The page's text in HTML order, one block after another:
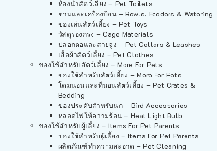
ห้องน้ำสัตว์เลี้ยง – Pet Toilets
ชามและเครื่องป้อน – Bowls, Feeders & Watering
ของเล่นสัตว์เลี้ยง – Pet Toys
วัสดุรองกรง – Cage Materials
ปลอกคอและสายจูง – Pet Collars & Leashes
เสื้อผ้าสัตว์เลี้ยง – Pet Clothes
ของใช้สำหรับสัตว์เลี้ยง – More For Pets
ของใช้สำหรับสัตว์เลี้ยง – More For Pets
โดมนอนและที่นอนสัตว์เลี้ยง – Pet Crates &
Bedding
ของประดับสำหรับนก – Bird Accessories
หลอดไฟให้ความร้อน – Heat Light Bulb
ของใช้สำหรับผู้เลี้ยง – Items For Pet Parents
ของใช้สำหรับผู้เลี้ยง – Items For Pet Parents
ผลิตภัณฑ์ทำความสะอาด – Pet Cleaning